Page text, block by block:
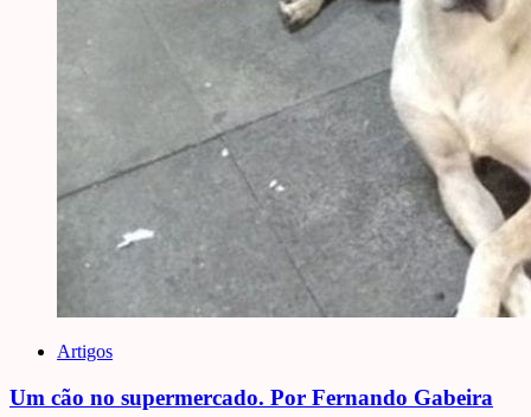
Artigos
Um cão no supermercado. Por Fernando Gabeira